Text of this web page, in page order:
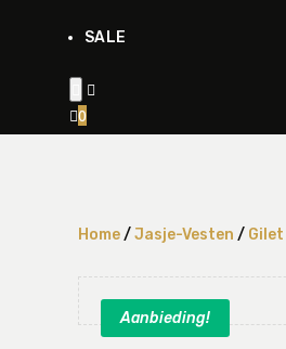
SALE

0
Home/Jasje-Vesten / Gilet
Aanbieding!